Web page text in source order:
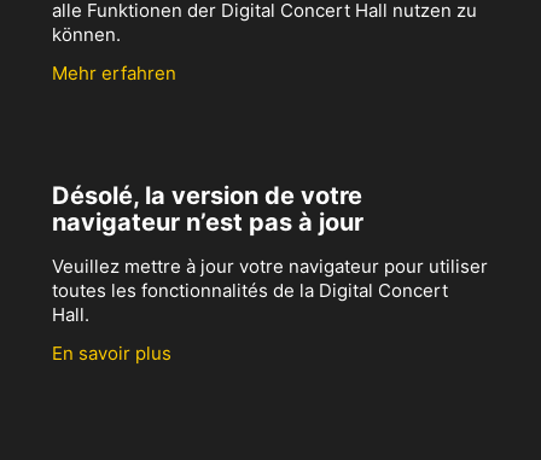
alle Funktionen der Digital Concert Hall nutzen zu
können.
Mehr erfahren
Désolé, la version de votre
navigateur n’est pas à jour
Veuillez mettre à jour votre navigateur pour utiliser
toutes les fonctionnalités de la Digital Concert
Hall.
En savoir plus